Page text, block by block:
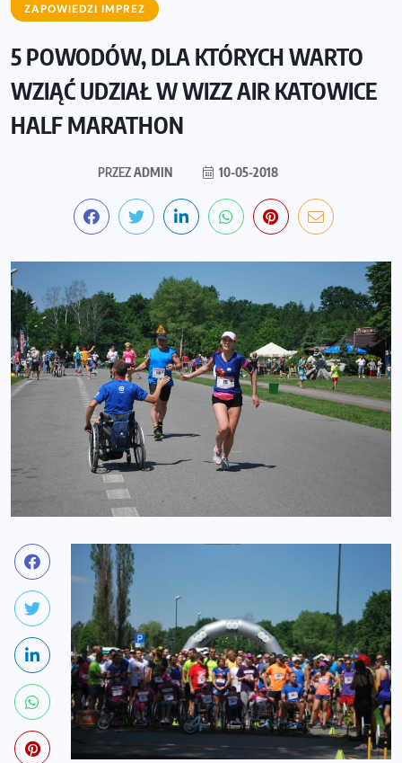
ZAPOWIEDZI IMPREZ
5 POWODÓW, DLA KTÓRYCH WARTO
WZIĄĆ UDZIAŁ W WIZZ AIR KATOWICE
HALF MARATHON
PRZEZADMIN 10-05-2018